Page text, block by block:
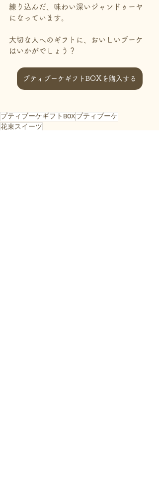
練り込んだ、味わい深いジャンドゥーヤ
になっています。
大切な人へのギフトに、おいしいブーケ
はいかがでしょう？
プティブーケギフトBOXを購入する
プティブーケギフトBOXプティブーケ
花束スイーツ